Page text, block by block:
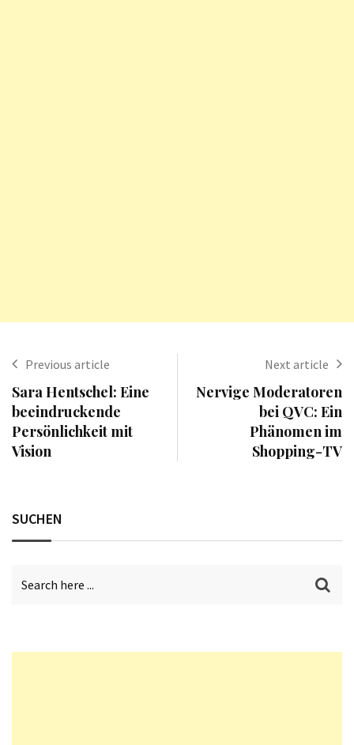
Previous article
Sara Hentschel: Eine
beeindruckende
Persönlichkeit mit
Vision
Next article
Nervige Moderatoren
bei QVC: Ein
Phänomen im
Shopping-TV
SUCHEN